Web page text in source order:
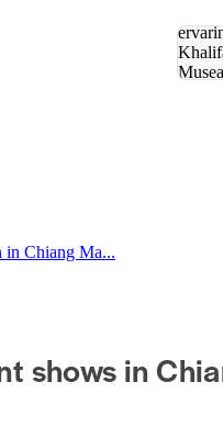
Musea
in Chiang Ma...
shows in